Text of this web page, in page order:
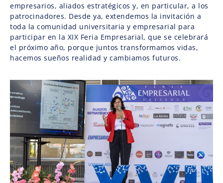
empresarios, aliados estratégicos y, en particular, a los
patrocinadores. Desde ya, extendemos la invitación a
toda la comunidad universitaria y empresarial para
participar en la XIX Feria Empresarial, que se celebrará
el próximo año, porque juntos transformamos vidas,
hacemos sueños realidad y cambiamos futuros.